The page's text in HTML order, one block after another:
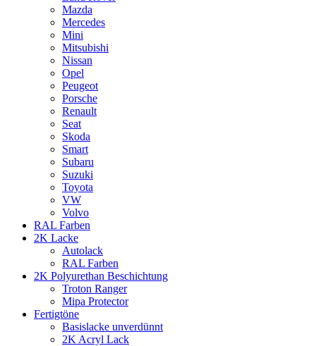
Mazda
Mercedes
Mini
Mitsubishi
Nissan
Opel
Peugeot
Porsche
Renault
Seat
Skoda
Smart
Subaru
Suzuki
Toyota
VW
Volvo
RAL Farben
2K Lacke
Autolack
RAL Farben
2K Polyurethan Beschichtung
Troton Ranger
Mipa Protector
Fertigtöne
Basislacke unverdünnt
2K Acryl Lack